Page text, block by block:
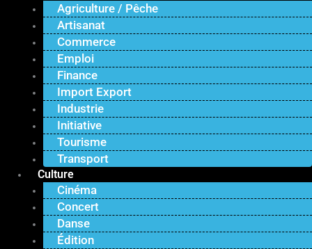
Agriculture / Pêche
Artisanat
Commerce
Emploi
Finance
Import Export
Industrie
Initiative
Tourisme
Transport
Culture
Cinéma
Concert
Danse
Édition